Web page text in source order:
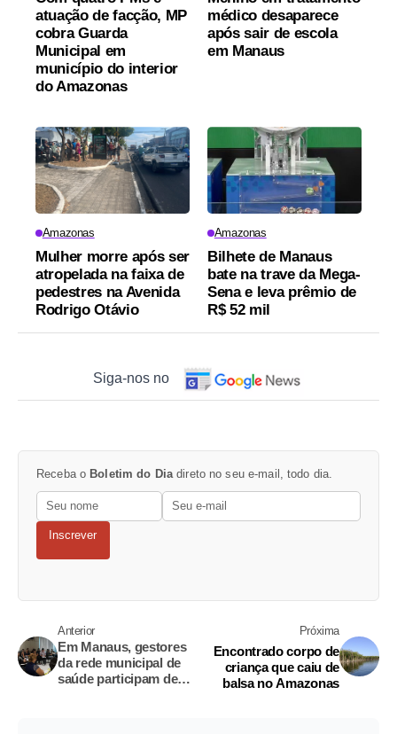
atuação de facção, MP
cobra Guarda
Municipal em
município do interior
do Amazonas
médico desaparece
após sair de escola
em Manaus
Amazonas
Mulher morre após ser
atropelada na faixa de
pedestres na Avenida
Rodrigo Otávio
Amazonas
Bilhete de Manaus
bate na trave da Mega-
Sena e leva prêmio de
R$ 52 mil
Siga-nos no
Receba o Boletim do Diadireto no seu e-mail, todo dia.
Inscrever
Anterior
Em Manaus, gestores
da rede municipal de
saúde participam de
Próxima
Encontrado corpo de
criança que caiu de
balsa no Amazonas